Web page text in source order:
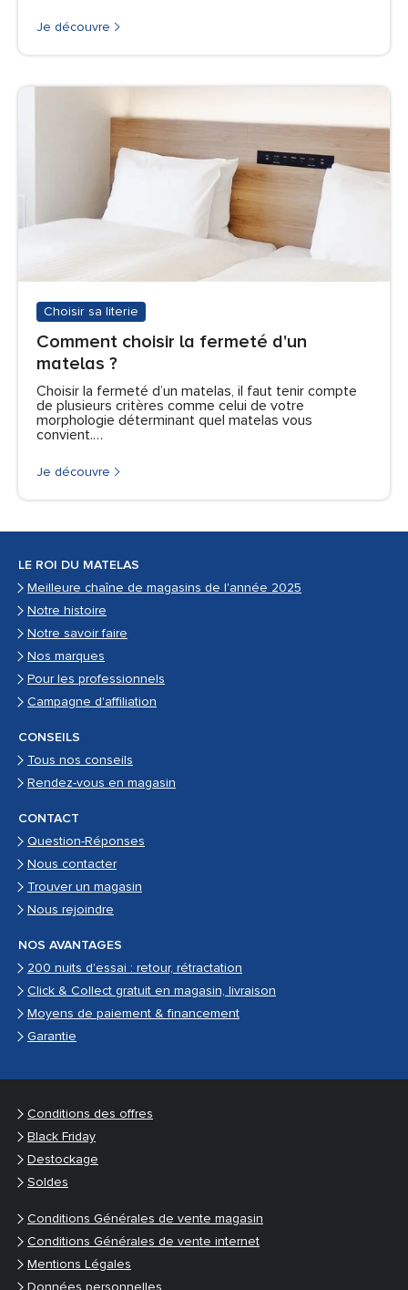
Je découvre
Choisir sa literie
Comment choisir la fermeté d'un
matelas ?
Choisir la fermeté d’un matelas, il faut tenir compte
de plusieurs critères comme celui de votre
morphologie déterminant quel matelas vous
convient.…
Je découvre
LE ROI DU MATELAS
Meilleure chaîne de magasins de l'année 2025
Notre histoire
Notre savoir faire
Nos marques
Pour les professionnels
Campagne d'affiliation
CONSEILS
Tous nos conseils
Rendez-vous en magasin
CONTACT
Question-Réponses
Nous contacter
Trouver un magasin
Nous rejoindre
NOS AVANTAGES
200 nuits d'essai : retour, rétractation
Click & Collect gratuit en magasin, livraison
Moyens de paiement & financement
Garantie
Conditions des offres
Black Friday
Destockage
Soldes
Conditions Générales de vente magasin
Conditions Générales de vente internet
Mentions Légales
Données personnelles